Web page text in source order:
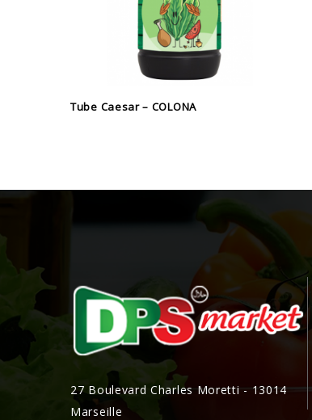
Tube Caesar – COLONA
27 Boulevard Charles Moretti - 13014
Marseille